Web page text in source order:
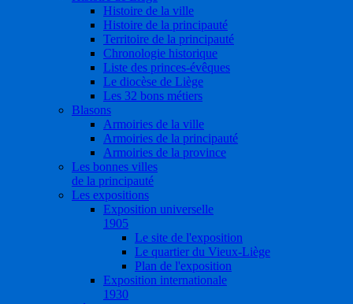
Histoire de la ville
Histoire de la principauté
Territoire de la principauté
Chronologie historique
Liste des princes-évêques
Le diocèse de Liège
Les 32 bons métiers
Blasons
Armoiries de la ville
Armoiries de la principauté
Armoiries de la province
Les bonnes villes
de la principauté
Les expositions
Exposition universelle
1905
Le site de l'exposition
Le quartier du Vieux-Liège
Plan de l'exposition
Exposition internationale
1930